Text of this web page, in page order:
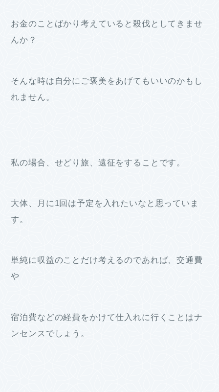
お金のことばかり考えていると殺伐としてきませ
んか？
そんな時は自分にご褒美をあげてもいいのかもし
れません。
私の場合、せどり旅、遠征をすることです。
大体、月に1回は予定を入れたいなと思っていま
す。
単純に収益のことだけ考えるのであれば、交通費
や
宿泊費などの経費をかけて仕入れに行くことはナ
ンセンスでしょう。